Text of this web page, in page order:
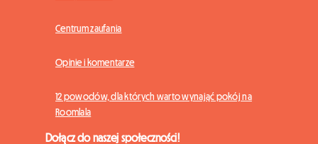
Centrum zaufania
Opinie i komentarze
12 powodów, dla których warto wynająć pokój na
Roomlala
Dołącz do naszej społeczności!